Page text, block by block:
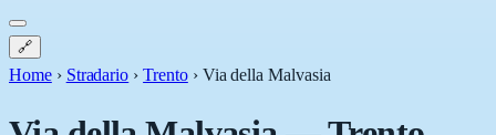
🔗
Home › Stradario › Trento › Via della Malvasia